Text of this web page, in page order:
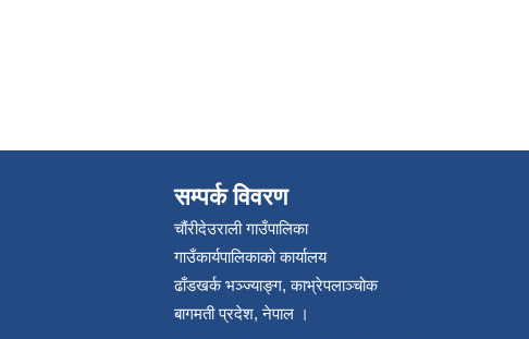
सम्पर्क विवरण
चौंरीदेउराली गाउँपालिका
गाउँकार्यपालिकाको कार्यालय
ढाँडखर्क भञ्ज्याङ्ग, काभ्रेपलाञ्‍चोक
बागमती प्रदेश, नेपाल ।